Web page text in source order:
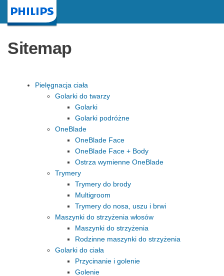
Sitemap
Pielęgnacja ciała
Golarki do twarzy
Golarki
Golarki podróżne
OneBlade
OneBlade Face
OneBlade Face + Body
Ostrza wymienne OneBlade
Trymery
Trymery do brody
Multigroom
Trymery do nosa, uszu i brwi
Maszynki do strzyżenia włosów
Maszynki do strzyżenia
Rodzinne maszynki do strzyżenia
Golarki do ciała
Przycinanie i golenie
Golenie